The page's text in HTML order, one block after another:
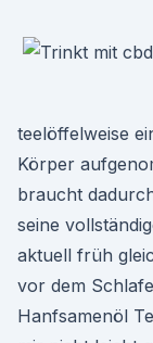
teelöffelweise
Körper
braucht
seine
aktuell früh
vor dem
Hanfsamenöl